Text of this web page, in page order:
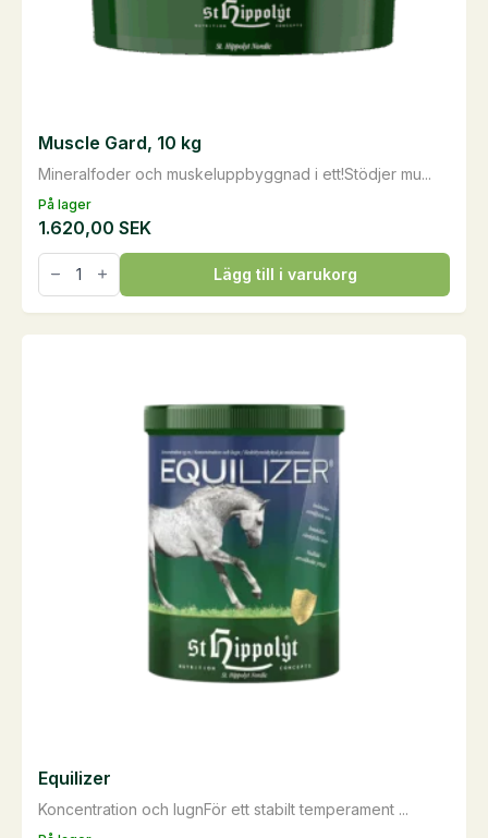
På lager
Mineralfoder och muskeluppbyggnad i ett!Stödjer mu...
Muscle Gard, 10 kg
1.620,00 SEK
Muscle
Gard,
10
kg
Lägg till i varukorg
Koncentration och lugnFör ett stabilt temperament ...
Equilizer